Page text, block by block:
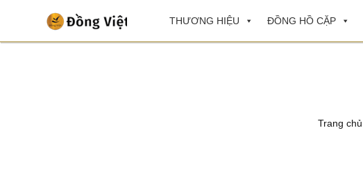
THƯƠNG HIỆU ĐỒNG HỒ CẶP
Trang chủ